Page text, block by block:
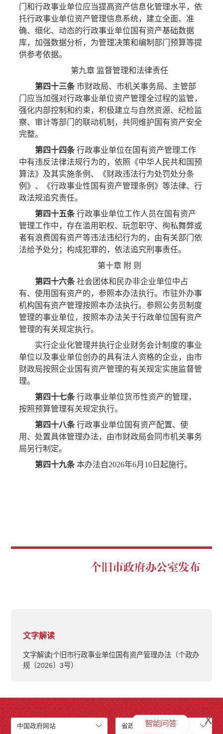
门和行政事业单位应当提高资产信息化管理水平，依
托行政事业单位资产管理信息系统，建立全面、准
确、细化、动态的行政事业单位国有资产基础数据
库，加强数据分析，为管理决策和编制部门预算等提
供参考依据。
第九章 监督管理和法律责任
第四十三条市财政局、市机关事务局、主管部
门应当加强对行政事业单位资产管理全过程的监管，
强化内部控制和约束，积极建立与自然资源、纪检监
察、审计等部门的联动机制，共同维护国有资产安全
完整。
第四十四条行政事业单位在国有资产管理工作
中有违反法律法规行为的，依照《中华人民共和国预
算法》及其实施条例、《财政违法行为处罚处分条
例》、《行政事业性国有资产管理条例》等法律、行
政法规追究责任。
第四十五条行政事业单位工作人员在国有资产
管理工作中，存在滥用职权、玩忽职守、徇私舞弊或
者有浪费国有资产等违法违纪行为的，由有关部门依
法给予处分；构成犯罪的，依法追究刑事责任。
第十章 附 则
第四十六条社会团体和民办非企业单位中占
有、使用国有资产的，参照本办法执行。市驻外办事
机构国有资产管理按照本办法执行。参照公务员制度
管理的事业单位，按照本办法关于行政单位国有资产
管理的有关规定执行。
实行企业化管理并执行企业财务会计制度的事业
单位以及事业单位创办的具有法人资格的企业，由市
财政局按照企业国有资产管理的有关规定实施监督管
理。
第四十七条行政事业单位货币性资产的管理，
按照预算管理有关规定执行。
第四十八条行政事业单位国有资产配置、使
用、处置具体管理办法，由市财政局会同市机关事务
局另行制定。
第四十九条本办法自2026年6月10日起施行。
个旧市政府办公室发布
文字解读
文字解读|个旧市行政事业单位国有资产管理办法（个政办
规〔2026〕3号）
中国政府网站 省政府网站 x